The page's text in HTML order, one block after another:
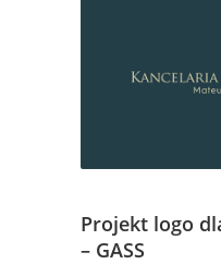
Projekt logo
– GASS